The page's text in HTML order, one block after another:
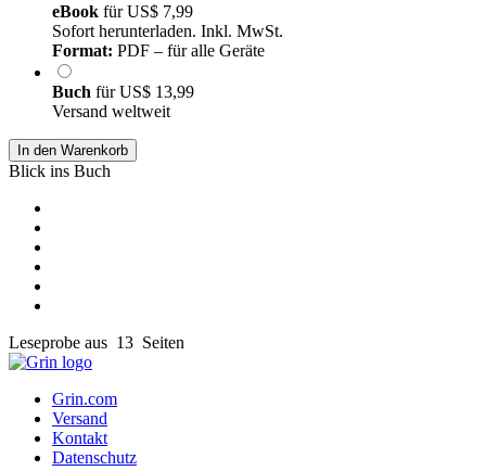
eBook fürUS$ 7,99
Sofort herunterladen. Inkl. MwSt.
Format: PDF – für alle Geräte
Buch fürUS$ 13,99
Versand weltweit
In den Warenkorb
Blick ins Buch
Leseprobe aus 13 Seiten
Grin.com
Versand
Kontakt
Datenschutz